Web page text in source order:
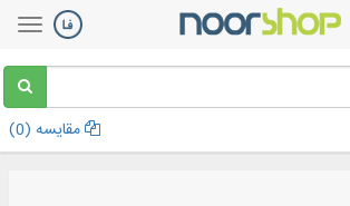
مقایسه (0
)